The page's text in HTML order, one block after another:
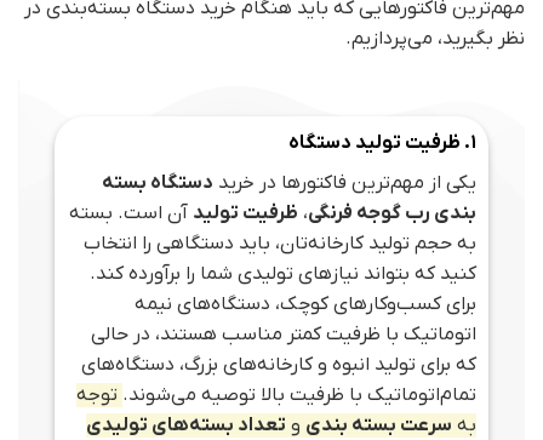
مهم‌ترین فاکتورهایی که باید هنگام خرید دستگاه بسته‌بندی در
نظر بگیرید، می‌پردازیم.
1. ظرفیت تولید دستگاه
یکی از مهم‌ترین فاکتورها در خرید دستگاه بسته‌
بندی رب گوجه فرنگی، ظرفیت تولید آن است. بسته
به حجم تولید کارخانه‌تان، باید دستگاهی را انتخاب
کنید که بتواند نیازهای تولیدی شما را برآورده کند.
برای کسب‌وکارهای کوچک، دستگاه‌های نیمه
اتوماتیک با ظرفیت کمتر مناسب هستند، در حالی
که برای تولید انبوه و کارخانه‌های بزرگ، دستگاه‌های
تمام‌اتوماتیک با ظرفیت بالا توصیه می‌شوند. توجه
به سرعت بسته‌ بندی و تعداد بسته‌های تولیدی